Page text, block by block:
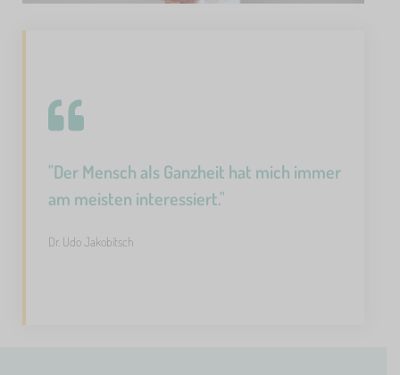
"Der Mensch als Ganzheit hat mich immer
am meisten interessiert."
Dr. Udo Jakobitsch